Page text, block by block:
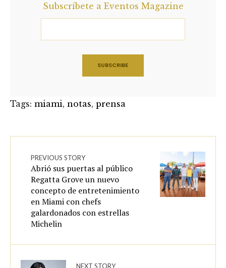
Subscríbete a Eventos Magazine
Tags: miami, notas, prensa
PREVIOUS STORY
Abrió sus puertas al público
Regatta Grove un nuevo
concepto de entretenimiento
en Miami con chefs
galardonados con estrellas
Michelin
NEXT STORY